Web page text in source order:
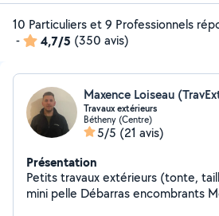
10 Particuliers et 9 Professionnels
-
4,7/5 (350 avis)
Maxence Loiseau
Travaux extérieurs
Bétheny (Centre)
5/5 (21 avis)
Présentation
Petits travaux extérieurs (tonte,
mini pelle Débarras encombrants Montage de meuble